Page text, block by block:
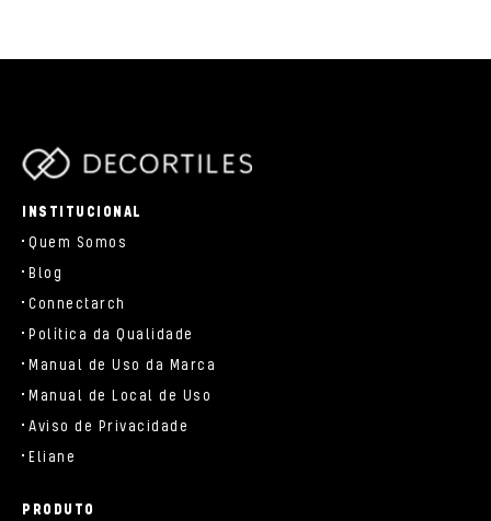
INSTITUCIONAL
Quem Somos
Blog
Connectarch
Política da Qualidade
Manual de Uso da Marca
Manual de Local de Uso
Aviso de Privacidade
Eliane
PRODUTO